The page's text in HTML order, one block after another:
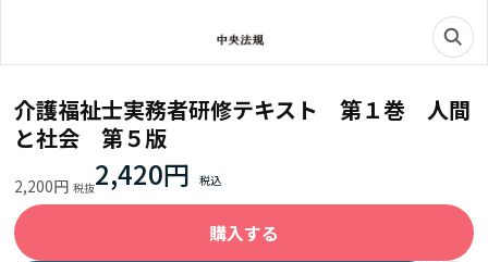
介護福祉士実務者研修テキスト 第１巻 人間
と社会 第５版
2,200円 2,420円
購入する